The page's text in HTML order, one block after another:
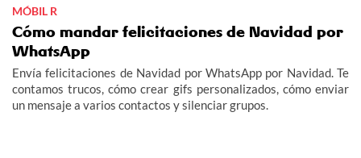
MÓBIL R
Cómo mandar felicitaciones de Navidad por
WhatsApp
Envía felicitaciones de Navidad por WhatsApp por Navidad. Te
contamos trucos, cómo crear gifs personalizados, cómo enviar
un mensaje a varios contactos y silenciar grupos.